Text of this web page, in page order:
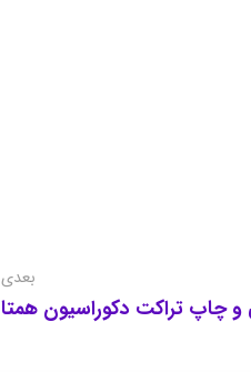
بعدی
چاپ تراکت دکوراسیون همتا